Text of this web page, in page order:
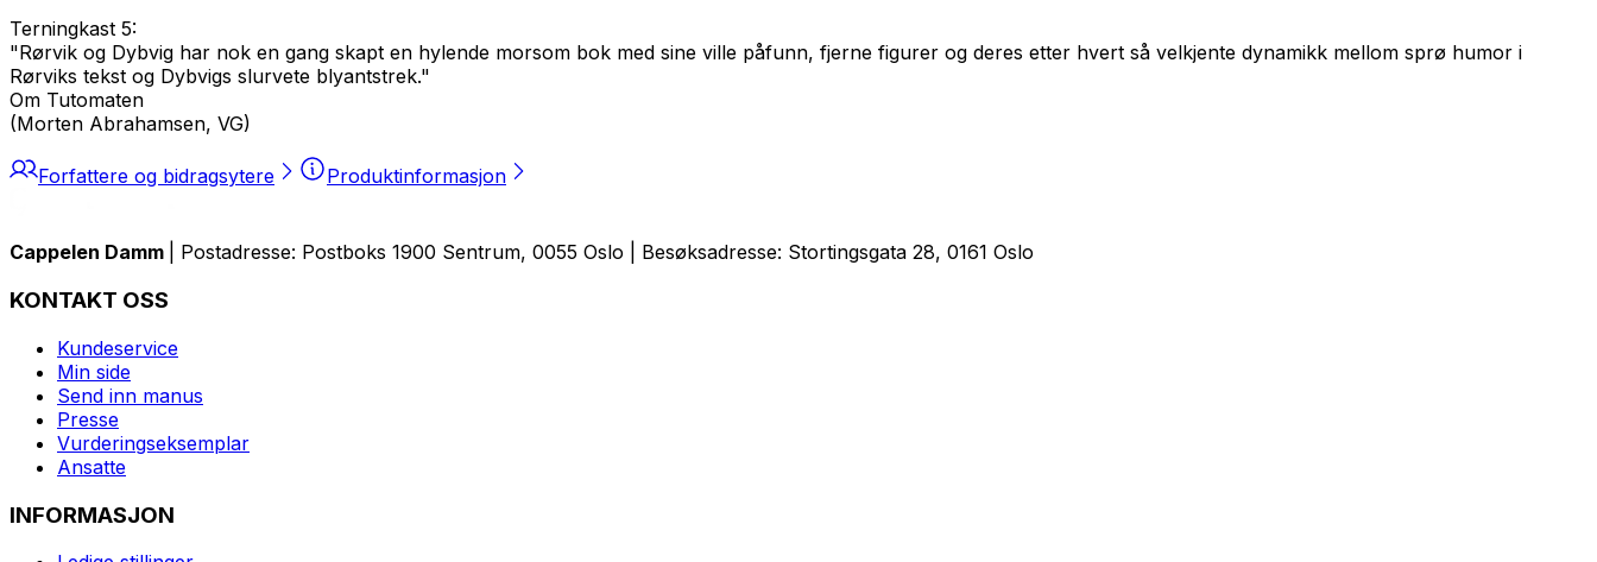
Terningkast 5:
"Rørvik og Dybvig har nok en gang skapt en hylende morsom bok med sine ville påfunn, fjerne figurer og deres etter hvert så velkjente dynamikk mellom sprø humor i
Rørviks tekst og Dybvigs slurvete blyantstrek."
Om Tutomaten
(Morten Abrahamsen, VG)
Forfattere og bidragsytere Produktinformasjon
Cappelen Damm | Postadresse: Postboks 1900 Sentrum, 0055 Oslo | Besøksadresse: Stortingsgata 28, 0161 Oslo
KONTAKT OSS
Kundeservice
Min side
Send inn manus
Presse
Vurderingseksemplar
Ansatte
INFORMASJON